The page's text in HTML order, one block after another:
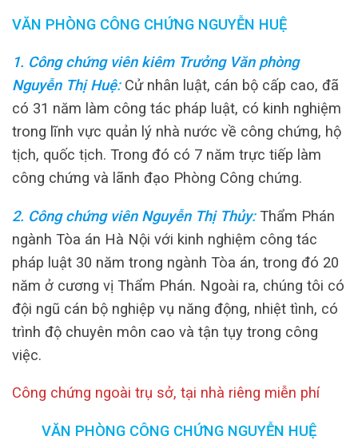
VĂN PHÒNG CÔNG CHỨNG NGUYỄN HUỆ
1. Công chứng viên kiêm Trưởng Văn phòng
Nguyễn Thị Huệ: Cử nhân luật, cán bộ cấp cao, đã
có 31 năm làm công tác pháp luật, có kinh nghiệm
trong lĩnh vực quản lý nhà nước về công chứng, hộ
tịch, quốc tịch. Trong đó có 7 năm trực tiếp làm
công chứng và lãnh đạo Phòng Công chứng.
2. Công chứng viên Nguyễn Thị Thủy:Thẩm Phán
ngành Tòa án Hà Nội với kinh nghiệm công tác
pháp luật 30 năm trong ngành Tòa án, trong đó 20
năm ở cương vị Thẩm Phán. Ngoài ra, chúng tôi có
đội ngũ cán bộ nghiệp vụ năng động, nhiệt tình, có
trình độ chuyên môn cao và tận tụy trong công
việc.
Công chứng ngoài trụ sở, tại nhà riêng miễn phí
VĂN PHÒNG CÔNG CHỨNG NGUYỄN HUỆ